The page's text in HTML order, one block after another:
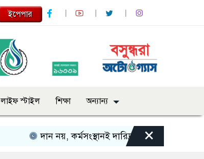
ইপেপার
লাইফ স্টাইল শিক্ষা অন্যান্য
দান নয়, কর্মসংস্থানই দারিদ্র্য দূর করার পথ: মির্জা
×